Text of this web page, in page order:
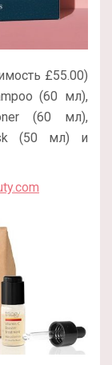
£55.00)
(60 мл),
(60 мл),
(50 мл) и